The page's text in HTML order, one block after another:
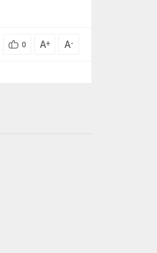
0 A+ A-